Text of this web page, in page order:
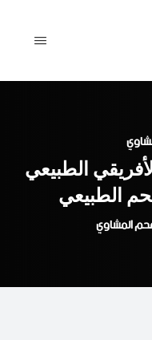
الطبيعي
الطبيعي
المشاوي